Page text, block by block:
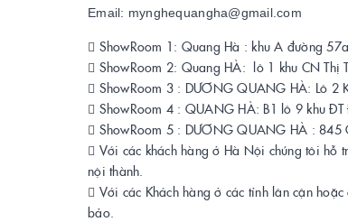
Email: mynghequangha@gmail.com
 ShowRoom 1: Quang Hà : khu A đường
 ShowRoom 2: Quang HÀ: lô 1 khu CN Thị
 ShowRoom 3 : DƯƠNG QUANG HÀ: Lô 2
 ShowRoom 4 : QUANG HÀ: B1 lô 9 khu
 ShowRoom 5 : DƯƠNG QUANG HÀ :
 Với các khách hàng ở Hà Nội chúng tôi hỗ
nội thành.
 Với các Khách hàng ở các tỉnh lân cận
bảo.